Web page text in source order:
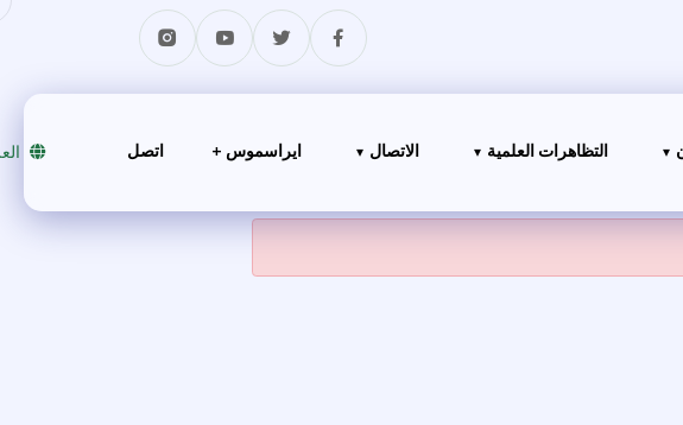
التظاهرات العلمية الاتصال ايراسموس + اتصل